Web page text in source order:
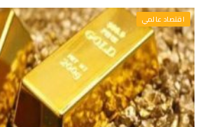
اقتصاد عالمي